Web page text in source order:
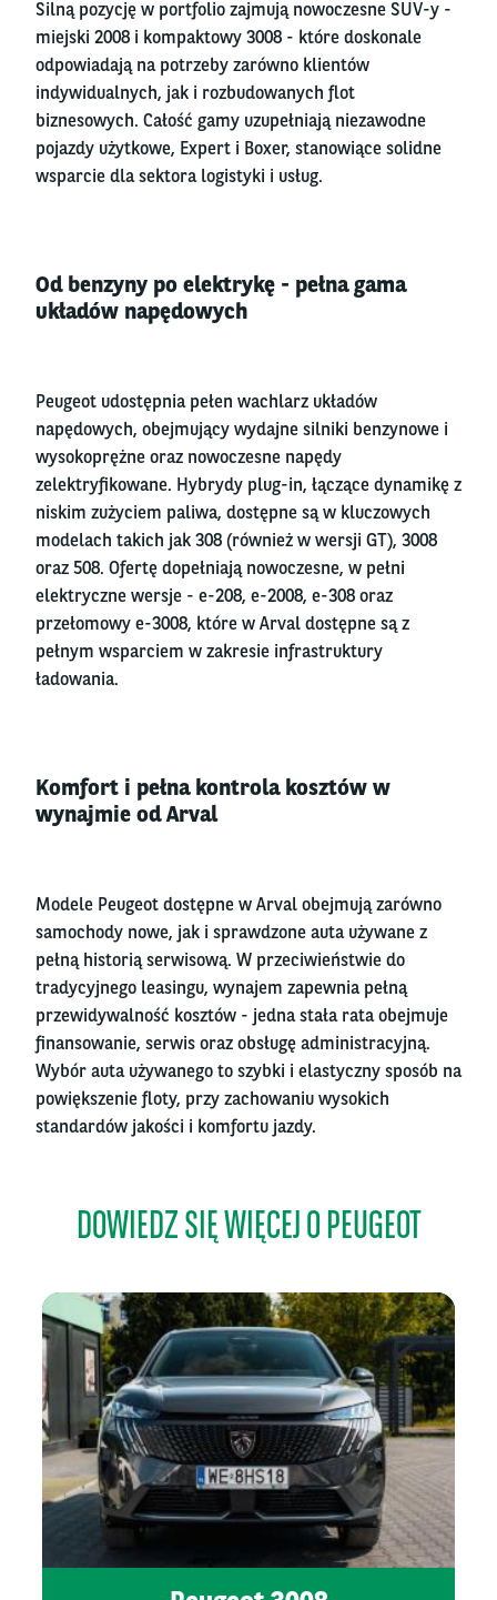
Silną pozycję w portfolio zajmują nowoczesne SUV-y -
miejski 2008 i kompaktowy 3008 - które doskonale
odpowiadają na potrzeby zarówno klientów
indywidualnych, jak i rozbudowanych flot
biznesowych. Całość gamy uzupełniają niezawodne
pojazdy użytkowe, Expert i Boxer, stanowiące solidne
wsparcie dla sektora logistyki i usług.
Od benzyny po elektrykę - pełna gama
układów napędowych
Peugeot udostępnia pełen wachlarz układów
napędowych, obejmujący wydajne silniki benzynowe i
wysokoprężne oraz nowoczesne napędy
zelektryfikowane. Hybrydy plug-in, łączące dynamikę z
niskim zużyciem paliwa, dostępne są w kluczowych
modelach takich jak 308 (również w wersji GT), 3008
oraz 508. Ofertę dopełniają nowoczesne, w pełni
elektryczne wersje - e-208, e-2008, e-308 oraz
przełomowy e-3008, które w Arval dostępne są z
pełnym wsparciem w zakresie infrastruktury
ładowania.
Komfort i pełna kontrola kosztów w
wynajmie od Arval
Modele Peugeot dostępne w Arval obejmują zarówno
samochody nowe, jak i sprawdzone auta używane z
pełną historią serwisową. W przeciwieństwie do
tradycyjnego leasingu, wynajem zapewnia pełną
przewidywalność kosztów - jedna stała rata obejmuje
finansowanie, serwis oraz obsługę administracyjną.
Wybór auta używanego to szybki i elastyczny sposób na
powiększenie floty, przy zachowaniu wysokich
standardów jakości i komfortu jazdy.
DOWIEDZ SIĘ WIĘCEJ O PEUGEOT